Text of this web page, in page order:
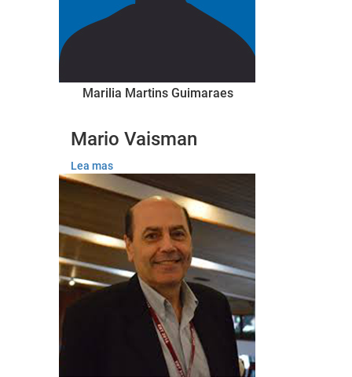
Marilia Martins Guimaraes
Mario Vaisman
Lea mas